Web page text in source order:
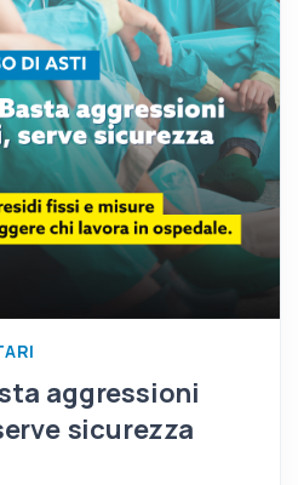
aggressioni
sicurezza